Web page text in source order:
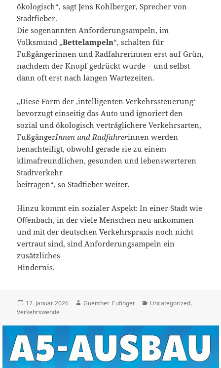
ökologisch“, sagt Jens Kohlberger, Sprecher von
Stadtfieber.
Die sogenannten Anforderungsampeln, im
Volksmund „Bettelampeln“, schalten für
Fußgängerinnen und Radfahrerinnen erst auf Grün,
nachdem der Knopf gedrückt wurde – und selbst
dann oft erst nach langen Wartezeiten.
„Diese Form der ‚intelligenten Verkehrssteuerung‘
bevorzugt einseitig das Auto und ignoriert den
sozial und ökologisch verträglichere Verkehrsarten,
FußgängerInnen und Radfahrerinnen werden
benachteiligt, obwohl gerade sie zu einem
klimafreundlichen, gesunden und lebenswerteren
Stadtverkehr
beitragen“, so Stadtieber weiter.
Hinzu kommt ein sozialer Aspekt: In einer Stadt wie
Oﬀenbach, in der viele Menschen neu ankommen
und mit der deutschen Verkehrspraxis noch nicht
vertraut sind, sind Anforderungsampeln ein
zusätzliches
Hindernis.
Veröffentlicht
am
17. Januar 2026 Autor
Guenther_Eufinger Kategorien
Uncategorized,
Verkehrswende